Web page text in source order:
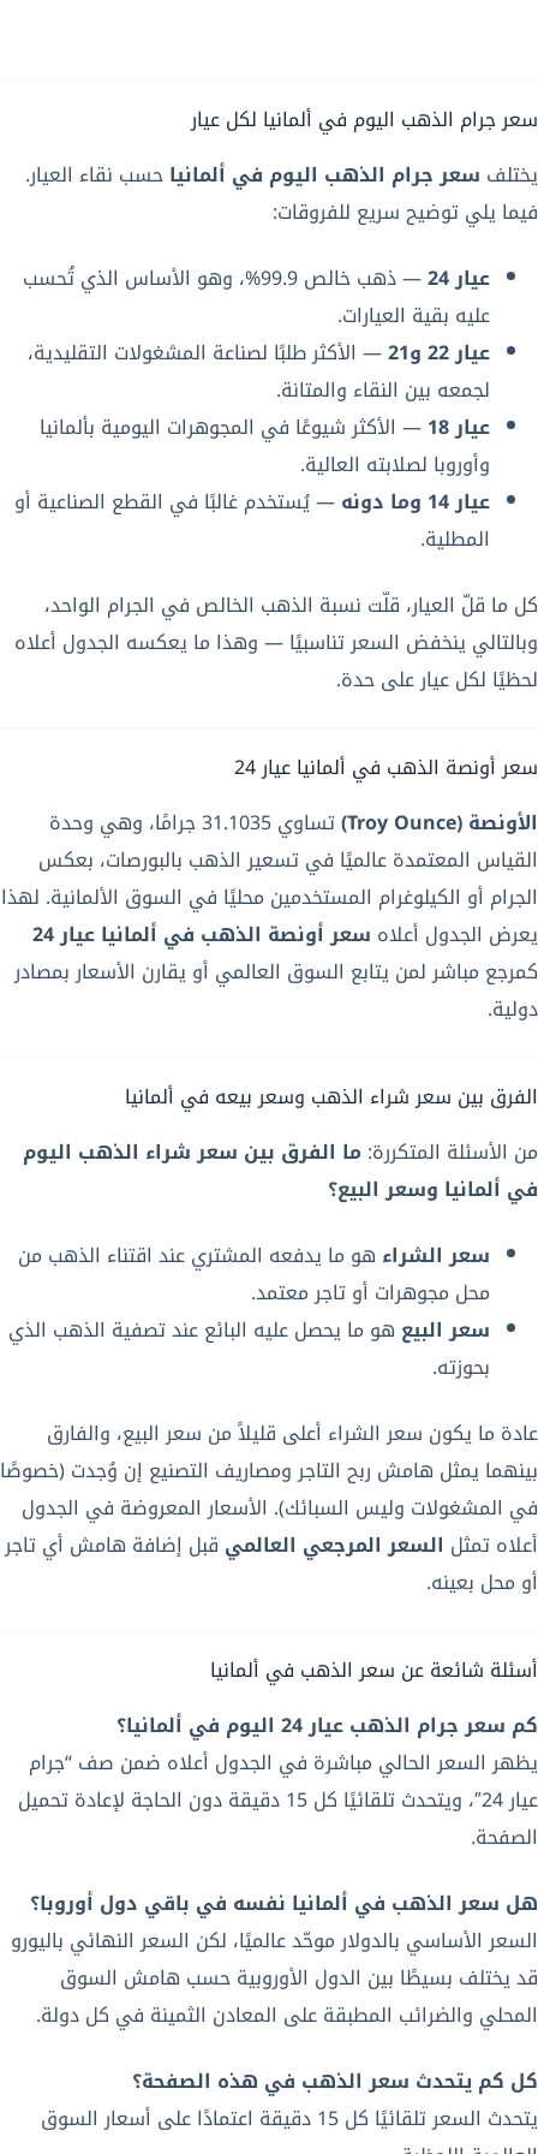
سعر جرام الذهب اليوم في ألمانيا لكل عيار
يختلف سعر جرام الذهب اليوم في ألمانياحسب نقاء العيار.
فيما يلي توضيح سريع للفروقات:
عيار 24
— ذهب خالص 99.9%، وهو الأساس الذي تُحسب
عليه بقية العيارات.
عيار 22 و21
— الأكثر طلبًا لصناعة المشغولات التقليدية،
لجمعه بين النقاء والمتانة.
عيار 18
— الأكثر شيوعًا في المجوهرات اليومية بألمانيا
وأوروبا لصلابته العالية.
عيار 14 وما دونه
— يُستخدم غالبًا في القطع الصناعية أو
المطلية.
كل ما قلّ العيار، قلّت نسبة الذهب الخالص في الجرام الواحد،
وبالتالي ينخفض السعر تناسبيًا — وهذا ما يعكسه الجدول أعلاه
لحظيًا لكل عيار على حدة.
سعر أونصة الذهب في ألمانيا عيار 24
الأونصة (Troy Ounce)
تساوي 31.1035 جرامًا، وهي وحدة
القياس المعتمدة عالميًا في تسعير الذهب بالبورصات، بعكس
الجرام أو الكيلوغرام المستخدمين محليًا في السوق الألمانية. لهذا
يعرض الجدول أعلاه سعر أونصة الذهب في ألمانيا عيار 24
كمرجع مباشر لمن يتابع السوق العالمي أو يقارن الأسعار بمصادر
دولية.
الفرق بين سعر شراء الذهب وسعر بيعه في ألمانيا
من الأسئلة المتكررة: ما الفرق بين سعر شراء الذهب اليوم
في ألمانيا وسعر البيع؟
سعر الشراء هو ما يدفعه المشتري عند اقتناء الذهب من
محل مجوهرات أو تاجر معتمد.
سعر البيع هو ما يحصل عليه البائع عند تصفية الذهب الذي
بحوزته.
عادة ما يكون سعر الشراء أعلى قليلاً من سعر البيع، والفارق
بينهما يمثل هامش ربح التاجر ومصاريف التصنيع إن وُجدت (خصوصًا
في المشغولات وليس السبائك). الأسعار المعروضة في الجدول
أعلاه تمثل السعر المرجعي العالمي قبل إضافة هامش أي تاجر
أو محل بعينه.
أسئلة شائعة عن سعر الذهب في ألمانيا
كم سعر جرام الذهب عيار 24 اليوم في ألمانيا؟
يظهر السعر الحالي مباشرة في الجدول أعلاه ضمن صف “جرام
عيار 24″، ويتحدث تلقائيًا كل 15 دقيقة دون الحاجة لإعادة تحميل
الصفحة.
هل سعر الذهب في ألمانيا نفسه في باقي دول أوروبا؟
السعر الأساسي بالدولار موحّد عالميًا، لكن السعر النهائي باليورو
قد يختلف بسيطًا بين الدول الأوروبية حسب هامش السوق
المحلي والضرائب المطبقة على المعادن الثمينة في كل دولة.
كل كم يتحدث سعر الذهب في هذه الصفحة؟
يتحدث السعر تلقائيًا كل 15 دقيقة اعتمادًا على أسعار السوق